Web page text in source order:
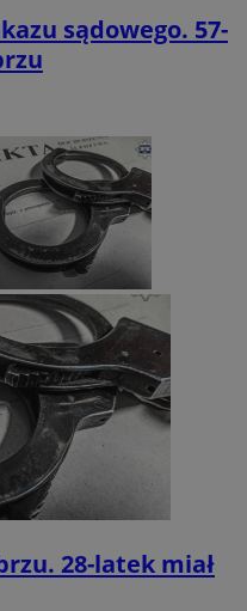
sądowego. 57-
28-latek miał